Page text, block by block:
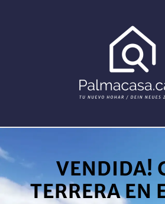
VENDIDA!
TERRERA EN